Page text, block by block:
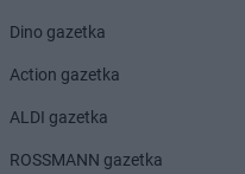
Dino gazetka
Action gazetka
ALDI gazetka
ROSSMANN gazetka